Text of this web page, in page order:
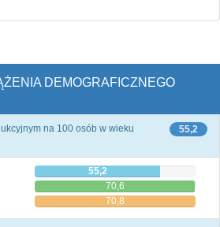
DEMOGRAFICZNEGO
55,2
na 100 osób w wieku
55,2
70,6
70,8